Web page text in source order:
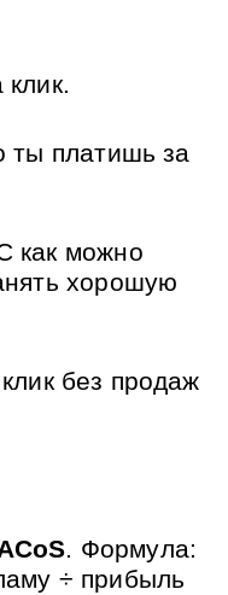
клик.
ты платишь за
как можно
хорошую
без продаж
. Формула:
÷ прибыль